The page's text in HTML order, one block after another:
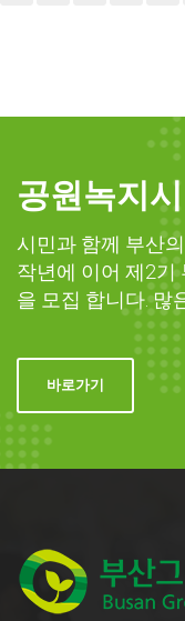
공원녹지
시민과 함께 부산
작년에 이어 제2기
을 모집 합니다. 많
바로가기